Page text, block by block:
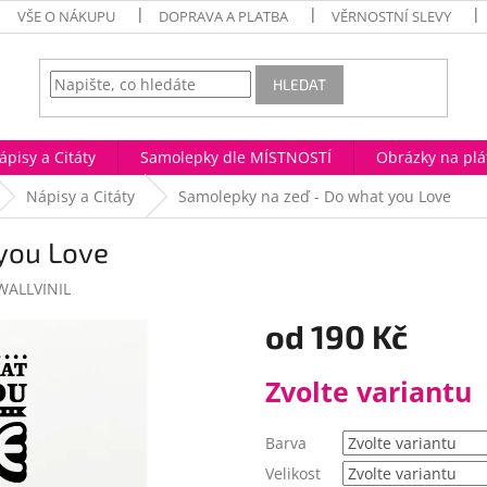
VŠE O NÁKUPU DOPRAVA A PLATBA VĚRNOSTNÍ SLEVY
HLEDAT
a Citáty Samolepky dle MÍSTNOSTÍ Obrázky na
Nápisy a Citáty Samolepky na zeď - Do what you Love
Love
od 190 Kč
cena:
Zvolte variantu
Barva
Velikost